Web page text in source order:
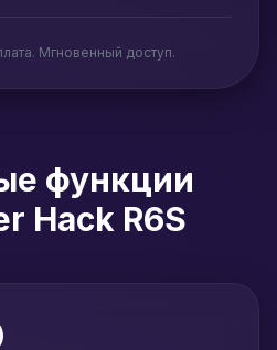
Мгновенный доступ.
функции
Hack R6S